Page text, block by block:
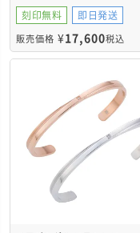
PNST003GO&PNST003SV
刻印無料 即日発送
販売価格 ¥17,600税込